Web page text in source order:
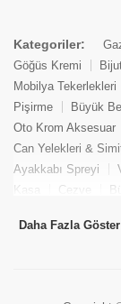
Kategoriler:
Göğüs Kremi
Mobilya Tekerlekleri
Pişirme
Büyük
Oto Krom Aksesuar
Can Yelekleri &
Ayakkabı Spreyi
Kasa
Cezve
Tekne Bağlama &
Daha Fazla Göster